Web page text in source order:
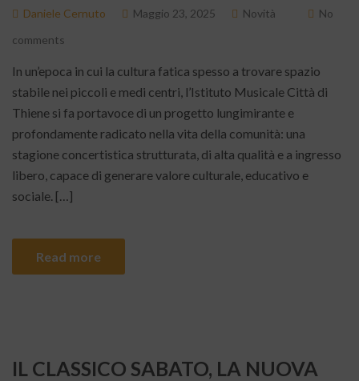
Daniele Cernuto Maggio 23, 2025 Novità
No
comments
In un’epoca in cui la cultura fatica spesso a trovare spazio
stabile nei piccoli e medi centri, l’Istituto Musicale Città di
Thiene si fa portavoce di un progetto lungimirante e
profondamente radicato nella vita della comunità: una
stagione concertistica strutturata, di alta qualità e a ingresso
libero, capace di generare valore culturale, educativo e
sociale. […]
Read more
IL CLASSICO SABATO, LA NUOVA